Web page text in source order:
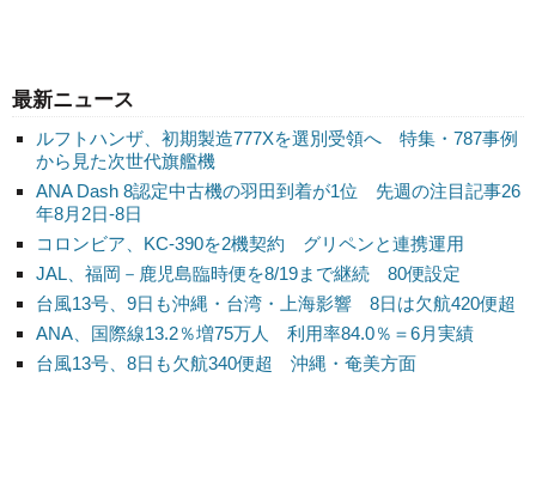
最新ニュース
ルフトハンザ、初期製造777Xを選別受領へ 特集・787事例
から見た次世代旗艦機
ANA Dash 8認定中古機の羽田到着が1位 先週の注目記事26
年8月2日-8日
コロンビア、KC-390を2機契約 グリペンと連携運用
JAL、福岡－鹿児島臨時便を8/19まで継続 80便設定
台風13号、9日も沖縄・台湾・上海影響 8日は欠航420便超
ANA、国際線13.2％増75万人 利用率84.0％＝6月実績
台風13号、8日も欠航340便超 沖縄・奄美方面